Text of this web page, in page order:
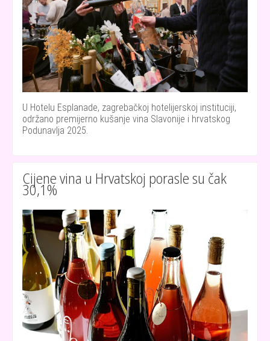
U Hotelu Esplanade, zagrebačkoj hotelijerskoj instituciji,
održano premijerno kušanje vina Slavonije i hrvatskog
Podunavlja 2025.
Cijene vina u Hrvatskoj porasle su čak
30,1%